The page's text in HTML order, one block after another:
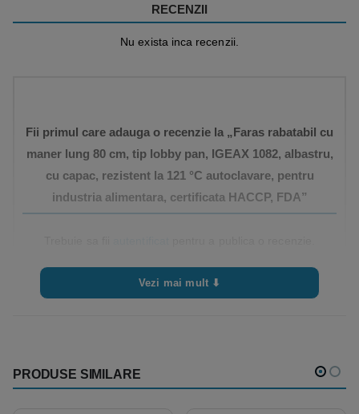
Informatii
• Folositi intodeauna un produs in stare buna,
curat, cu suportul intact.
murdaria de curatat.
• Scoateți ambalajul și eventualele etichete de
pe unealtă; igienizați-l înainte de prima utilizare.
• Puteti dezinfecta manual sau in autoclave
• Dezinfectati ustensilele folosind produse
• Asigurați-vă că uneltele se usucă complet
înainte de următoarea utilizare.
departe de surse de lumină intensă sau de
RECENZII
Nu exista inca recenzii.
Fii primul care adauga o recenzie la „Faras rabatabil cu
maner lung 80 cm, tip lobby pan, IGEAX 1082, albastru,
cu capac, rezistent la 121 °C autoclavare, pentru
industria alimentara, certificata HACCP, FDA”
Vezi mai mult ⬇
PRODUSE SIMILARE